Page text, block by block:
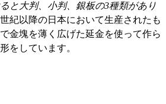
と大判、小判、銀板の3種類があり
紀以降の日本において生産されたも
金塊を薄く広げた延金を使って作ら
をしています。